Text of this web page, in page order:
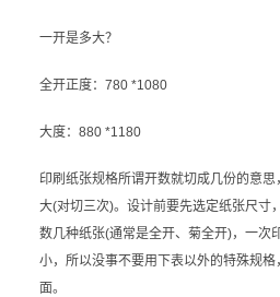
一开是多大？
全开正度：780 *1080
大度：880 *1180
印刷纸张规格所谓开数就切成几份的意
大(对切三次)。设计前要先选定纸张尺寸
数几种纸张(通常是全开、菊全开)，一次
小，所以没事不要用下表以外的特殊规
面。